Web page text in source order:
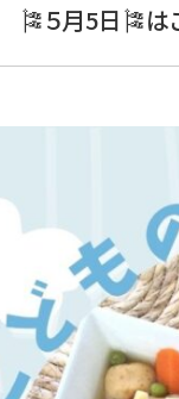
🎏５月5日🎏は